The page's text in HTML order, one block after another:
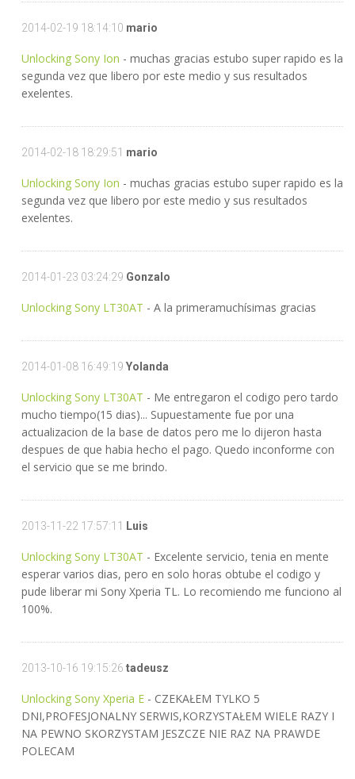
2014-02-19 18:14:10 mario
Unlocking Sony Ion - muchas gracias estubo super rapido es la
segunda vez que libero por este medio y sus resultados
exelentes.
2014-02-18 18:29:51 mario
Unlocking Sony Ion - muchas gracias estubo super rapido es la
segunda vez que libero por este medio y sus resultados
exelentes.
2014-01-23 03:24:29 Gonzalo
Unlocking Sony LT30AT - A la primeramuchísimas gracias
2014-01-08 16:49:19 Yolanda
Unlocking Sony LT30AT - Me entregaron el codigo pero tardo
mucho tiempo(15 dias)... Supuestamente fue por una
actualizacion de la base de datos pero me lo dijeron hasta
despues de que habia hecho el pago. Quedo inconforme con
el servicio que se me brindo.
2013-11-22 17:57:11 Luis
Unlocking Sony LT30AT - Excelente servicio, tenia en mente
esperar varios dias, pero en solo horas obtube el codigo y
pude liberar mi Sony Xperia TL. Lo recomiendo me funciono al
100%.
2013-10-16 19:15:26 tadeusz
Unlocking Sony Xperia E - CZEKAŁEM TYLKO 5
DNI,PROFESJONALNY SERWIS,KORZYSTAŁEM WIELE RAZY I
NA PEWNO SKORZYSTAM JESZCZE NIE RAZ NA PRAWDE
POLECAM